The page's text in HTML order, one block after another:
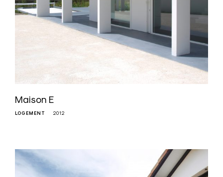
Maison E
LOGEMENT 2012